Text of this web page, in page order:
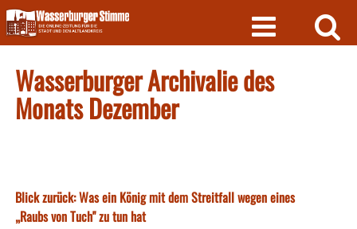
Skip
to
content
Wasserburger Archivalie des
Monats Dezember
Blick zurück: Was ein König mit dem Streitfall wegen eines
„Raubs von Tuch" zu tun hat